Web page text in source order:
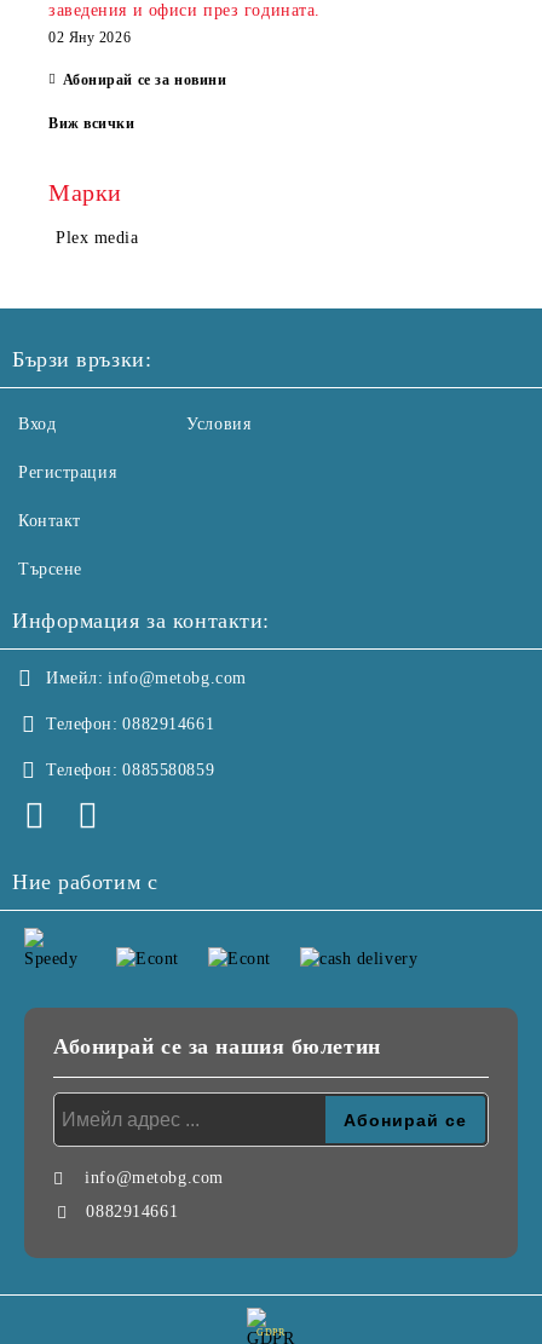
заведения и офиси през годината.
02 Яну 2026
Абонирай се за новини
Виж всички
Марки
Plex media
Бързи връзки:
Вход
Регистрация
Контакт
Търсене
Условия
Информация за контакти:
Имейл: info@metobg.com
Телефон: 0882914661
Телефон: 0885580859
Ние работим с
Абонирай се за нашия бюлетин
info@metobg.com
0882914661
GDPR